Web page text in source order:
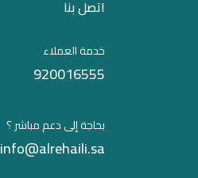
اتصل بنا
خدمة العملاء
920016555
بحاجة إلى دعم مباشر ؟
info@alrehaili.sa